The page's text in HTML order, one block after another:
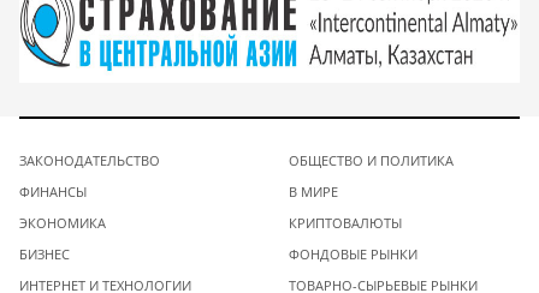
ЗАКОНОДАТЕЛЬСТВО
ФИНАНСЫ
ЭКОНОМИКА
БИЗНЕС
ИНТЕРНЕТ И ТЕХНОЛОГИИ
ОБЩЕСТВО И ПОЛИТИКА
В МИРЕ
КРИПТОВАЛЮТЫ
ФОНДОВЫЕ РЫНКИ
ТОВАРНО-СЫРЬЕВЫЕ РЫНКИ